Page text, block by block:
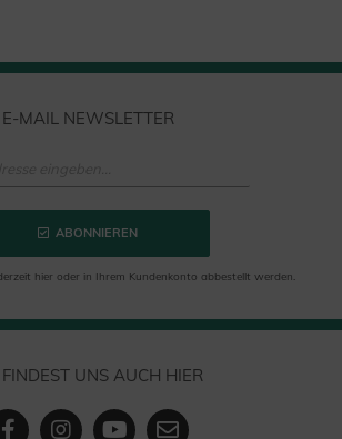
E-MAIL NEWSLETTER
ABONNIEREN
hier oder in Ihrem Kundenkonto abbestellt werden.
UNS AUCH HIER